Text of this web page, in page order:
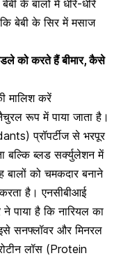
के बालों में धीरे-धीरे
बेबी के सिर में मसाज
को करते हैं बीमार, कैसे
मालिश करें
रूप में पाया जाता है।
प्रॉपर्टीज से भरपूर
बल्कि ब्लड सर्क्युलेशन में
को चमकदार बनाने
है। एनसीबीआई
पाया है कि नारियल का
सनफ्लॉवर और मिनरल
लॉस (Protein